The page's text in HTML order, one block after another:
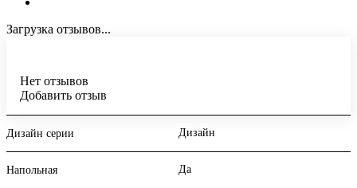
Загрузка отзывов...
Нет отзывов
Добавить отзыв
Дизайн серии Дизайн
Напольная Да